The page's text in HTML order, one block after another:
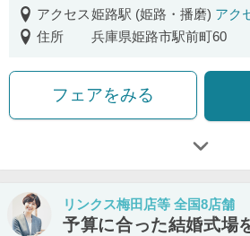
アクセス姫路駅 (姫路・播磨) アク
住所
兵庫県姫路市駅前町60
フェアをみる
リンクス梅田店等 全国8店舗
予算に合った結婚式場